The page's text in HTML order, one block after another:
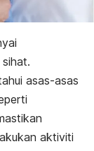
asas-asas
aktiviti